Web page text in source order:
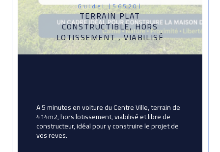
Guidel (56520)
TERRAIN PLAT
CONSTRUCTIBLE, HORS
LOTISSEMENT , VIABILISÉ
A 5 minutes en voiture du Centre Ville, terrain de
414m2, hors lotissement, viabilisé et libre de
constructeur, idéal pour y construire le projet de
vos reves.